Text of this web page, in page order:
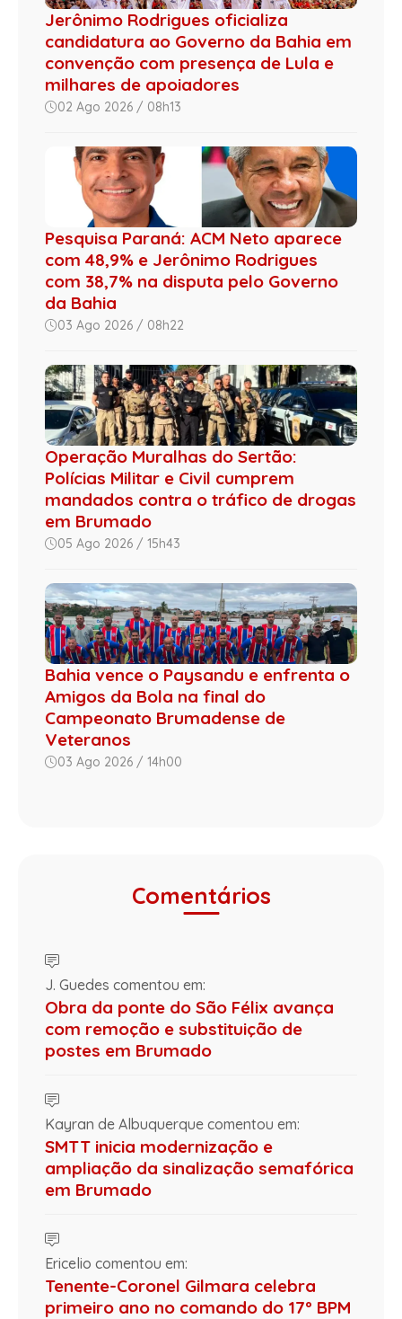
Jerônimo Rodrigues oficializa
candidatura ao Governo da Bahia em
convenção com presença de Lula e
milhares de apoiadores
02 Ago 2026 / 08h13
Pesquisa Paraná: ACM Neto aparece
com 48,9% e Jerônimo Rodrigues
com 38,7% na disputa pelo Governo
da Bahia
03 Ago 2026 / 08h22
Operação Muralhas do Sertão:
Polícias Militar e Civil cumprem
mandados contra o tráfico de drogas
em Brumado
05 Ago 2026 / 15h43
Bahia vence o Paysandu e enfrenta o
Amigos da Bola na final do
Campeonato Brumadense de
Veteranos
03 Ago 2026 / 14h00
Comentários
J. Guedes comentou em:
Obra da ponte do São Félix avança
com remoção e substituição de
postes em Brumado
Kayran de Albuquerque comentou em:
SMTT inicia modernização e
ampliação da sinalização semafórica
em Brumado
Ericelio comentou em:
Tenente-Coronel Gilmara celebra
primeiro ano no comando do 17º BPM